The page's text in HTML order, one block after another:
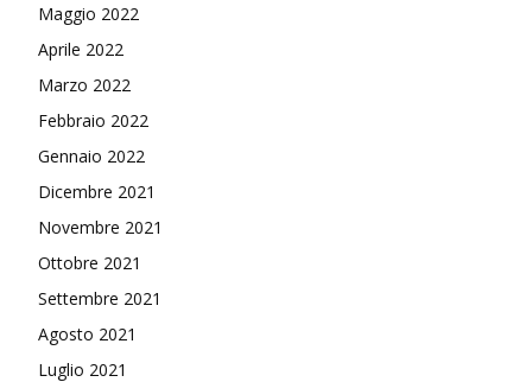
Maggio 2022
Aprile 2022
Marzo 2022
Febbraio 2022
Gennaio 2022
Dicembre 2021
Novembre 2021
Ottobre 2021
Settembre 2021
Agosto 2021
Luglio 2021